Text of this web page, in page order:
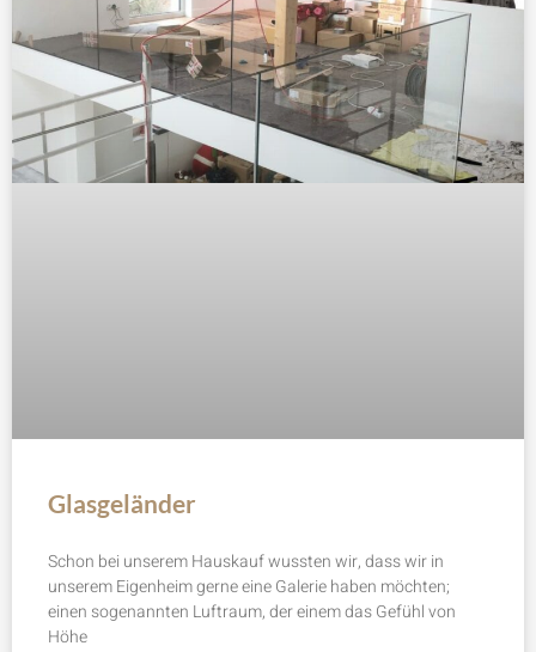
Glasgeländer
Schon bei unserem Hauskauf wussten wir, dass wir in
unserem Eigenheim gerne eine Galerie haben möchten;
einen sogenannten Luftraum, der einem das Gefühl von
Höhe